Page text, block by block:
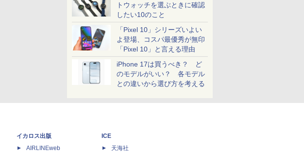
トウォッチを選ぶときに確認
したい10のこと
「Pixel 10」シリーズいよい
よ登場、コスパ最優秀が無印
「Pixel 10」と言える理由
iPhone 17は買うべき？ ど
のモデルがいい？ 各モデル
との違いから選び方を考える
イカロス出版
AIRLINEweb
ICE
天海社